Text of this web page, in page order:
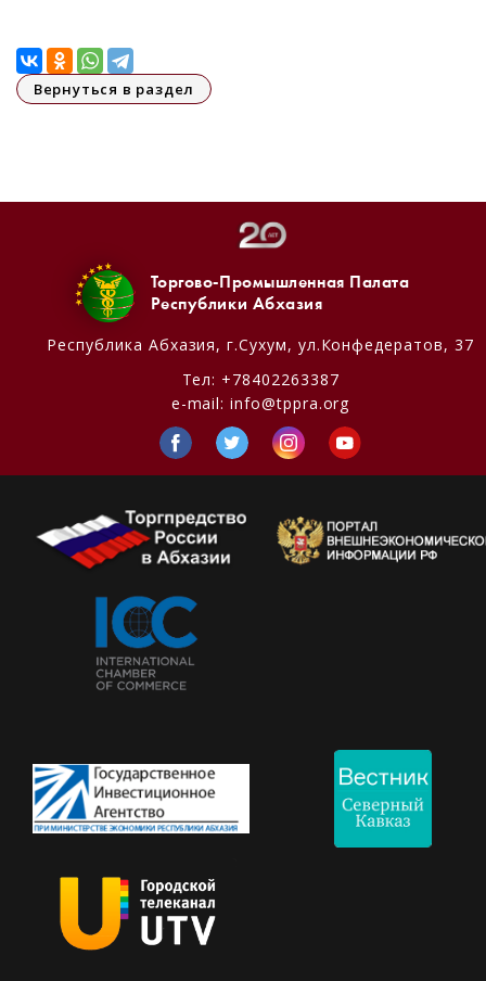
Вернуться в раздел
Торгово-Промышленная Палата
Республики Абхазия
Республика Абхазия, г.Сухум, ул.Конфедератов, 37
Тел: +78402263387
e-mail:info@tppra.org